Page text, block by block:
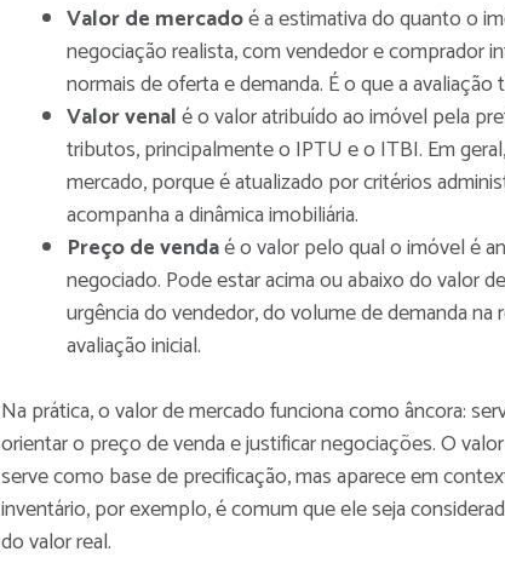
Valor de mercadoé a estimativa do quanto o
negociação realista, com vendedor e comprador
normais de oferta e demanda. É o que a avaliação
Valor venalé o valor atribuído ao imóvel pela
tributos, principalmente o IPTU e o ITBI. Em
mercado, porque é atualizado por critérios
acompanha a dinâmica imobiliária.
Preço de vendaé o valor pelo qual o imóvel é
negociado. Pode estar acima ou abaixo do valor
urgência do vendedor, do volume de demanda na
avaliação inicial.
Na prática, o valor de mercado funciona como âncora:
orientar o preço de venda e justificar negociações. O
serve como base de precificação, mas aparece em
inventário, por exemplo, é comum que ele seja
do valor real.